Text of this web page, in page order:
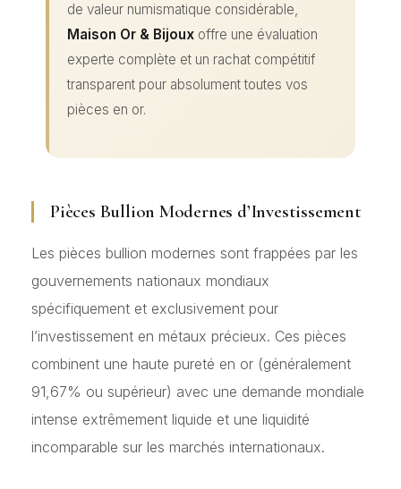
de valeur numismatique considérable,
Maison Or & Bijoux offre une évaluation
experte complète et un rachat compétitif
transparent pour absolument toutes vos
pièces en or.
Pièces Bullion Modernes d’Investissement
Les pièces bullion modernes sont frappées par les
gouvernements nationaux mondiaux
spécifiquement et exclusivement pour
l’investissement en métaux précieux. Ces pièces
combinent une haute pureté en or (généralement
91,67% ou supérieur) avec une demande mondiale
intense extrêmement liquide et une liquidité
incomparable sur les marchés internationaux.